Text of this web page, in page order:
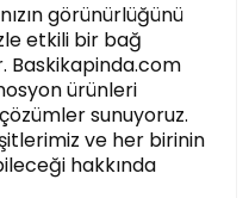
görünürlüğünü
etkili bir bağ
Baskikapinda.com
ürünleri
sunuyoruz.
ve her birinin
hakkında